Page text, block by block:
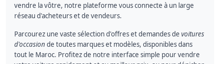
vendre la vôtre, notre plateforme vous connecte à un large
réseau d'acheteurs et de vendeurs.
Parcourez une vaste sélection d'offres et demandes de voitures
d'occasion de toutes marques et modèles, disponibles dans
tout le Maroc. Profitez de notre interface simple pour vendre